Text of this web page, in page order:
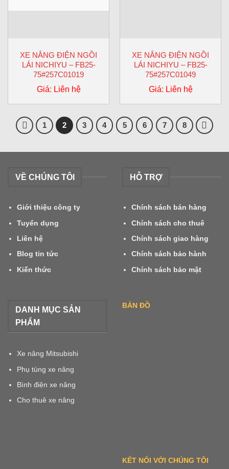
XE NÂNG ĐIỆN NGỒI
LÁI NICHIYU – FB25-
75#257C01019
Giá: Liên hệ
XE NÂNG ĐIỆN NGỒI
LÁI NICHIYU – FB25-
75#257C01049
Giá: Liên hệ
1 2 3 4 5 6 7 8
VỀ CHÚNG TÔI
Giới thiệu công ty
Tuyển dụng
Liên hệ
Blog tin tức
Kiến thức
HỖ TRỢ
Chính sách bán hàng
Chính sách cho thuê
Chính sách giao hàng
Chính sách bảo hành
Chính sách bảo mật
DANH MỤC SẢN
PHẨM
Xe nâng Mitsubishi
Phụ tùng xe nâng
Bình điện xe nâng
Cho thuê xe nâng
BẢN ĐỒ
KẾT NỐI VỚI CHÚNG TÔI